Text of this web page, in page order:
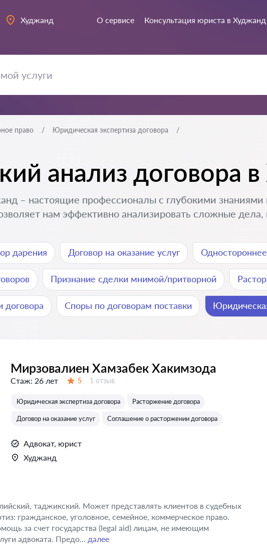
Худжанд О сервисе Консультация юриста в Худжанд
право Юридическая экспертиза договора
анализ договора
– настоящие профессионалы с глубокими
нам эффективно анализировать сложные
дарения Договор на оказание услуг
Признание сделки мнимой/притворной
договора Споры по договорам поставки
Мирзовалиен Хамзабек Хакимзода
Стаж: 26 лет 5 Отзывов:
1 отзыв
Юридическая экспертиза договора Расторжение договора
Договор на оказание услуг Соглашение о расторжении договора
Адвокат, юрист
Худжанд
таджикский. Может представлять клиентов в судебных
гражданское, уголовное, семейное, коммерческое право.
за счет государства (legal aid) лицам, не имеющим
адвоката. Предо... далее